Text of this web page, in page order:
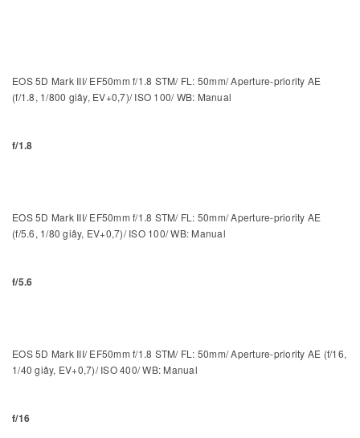
EOS 5D Mark III/ EF50mm f/1.8 STM/ FL: 50mm/ Aperture-priority AE
(f/1.8, 1/800 giây, EV+0,7)/ ISO 100/ WB: Manual
f/1.8
EOS 5D Mark III/ EF50mm f/1.8 STM/ FL: 50mm/ Aperture-priority AE
(f/5.6, 1/80 giây, EV+0,7)/ ISO 100/ WB: Manual
f/5.6
EOS 5D Mark III/ EF50mm f/1.8 STM/ FL: 50mm/ Aperture-priority AE (f/16,
1/40 giây, EV+0,7)/ ISO 400/ WB: Manual
f/16